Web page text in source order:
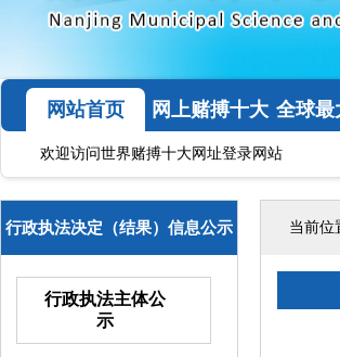
网站首页
网上赌搏十大
网站
全球最
欢迎访问世界赌搏十大网址登录网站
行政执法决定（结果）信息公示
行政执法主体公
示
当前位